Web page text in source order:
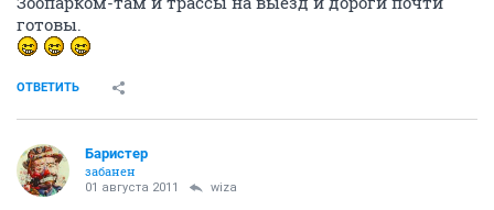
готовы.
ОТВЕТИТЬ
Баристер
забанен
01 августа 2011 wiza